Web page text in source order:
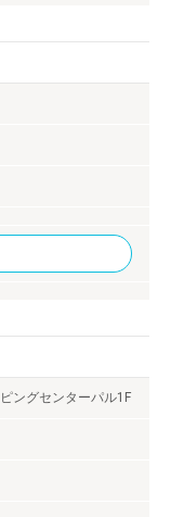
ングセンターパル1F